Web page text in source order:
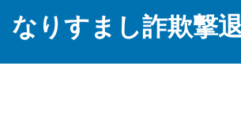
なりすまし詐欺撃